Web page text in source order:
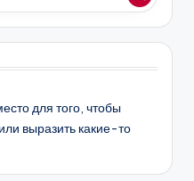
для того, чтобы
выразить какие-то